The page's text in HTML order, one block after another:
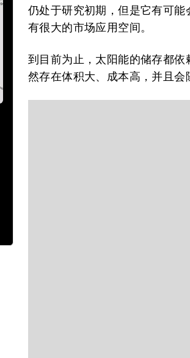
仍处于研究初期，但是它有可
有很大的市场应用空间。
到目前为止，太阳能的储存都
然存在体积大、成本高，并且会